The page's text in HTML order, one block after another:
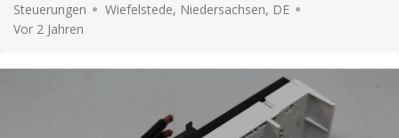
Steuerungen
Wiefelstede, Niedersachsen, DE
Vor 2 Jahren